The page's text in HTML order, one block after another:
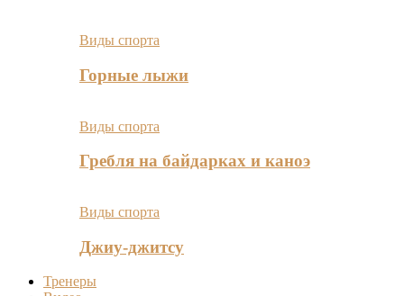
Виды спорта
Горные лыжи
Виды спорта
Гребля на байдарках и каноэ
Виды спорта
Джиу-джитсу
Тренеры